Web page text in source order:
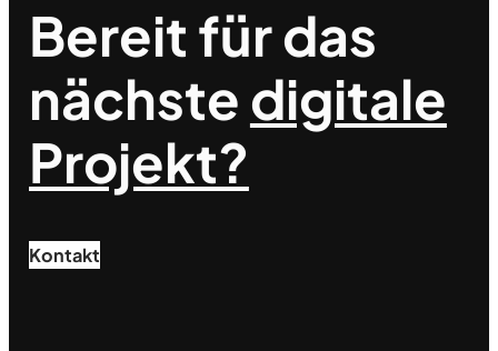
Bereit für das
nächstedigitale
Projekt?
Kontakt